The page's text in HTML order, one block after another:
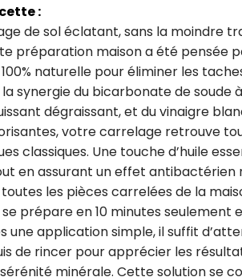
:
de sol éclatant, sans la moindre
préparation maison a été pensée
naturelle pour éliminer les
synergie du bicarbonate de soude
dégraissant, et du vinaigre
votre carrelage retrouve
classiques. Une touche d’huile
en assurant un effet
les pièces carrelées de la
prépare en 10 minutes seulement
une application simple, il suffit
de rincer pour apprécier les
minérale. Cette solution se